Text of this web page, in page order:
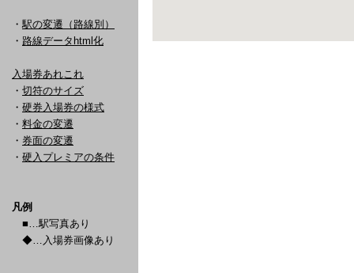
・ 駅の変遷（路線別）
・ 路線データhtml化
入場券あれこれ
・ 切符のサイズ
・ 硬券入場券の様式
・ 料金の変遷
・ 券面の変遷
・ 硬入プレミアの条件
凡例
■…駅写真あり
◆…入場券画像あり